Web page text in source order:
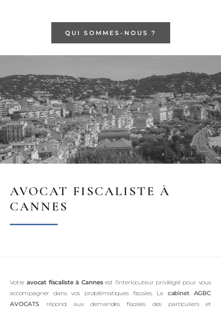
QUI SOMMES-NOUS ?
AVOCAT FISCALISTE À
CANNES
Votre avocat fiscaliste à Cannesest l’interlocuteur privilégié pour vous
accompagner dans vos problématiques fiscales. Le cabinet AGBC
AVOCATS répond aux demandes fiscales des particuliers et